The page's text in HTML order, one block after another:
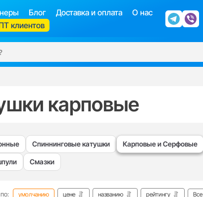
Блог Доставка и оплата
О нас
клиентов
карповые
Спиннинговые катушки Карповые и Серфовые
Смазки
умолчанию цене названию рейтингу Все